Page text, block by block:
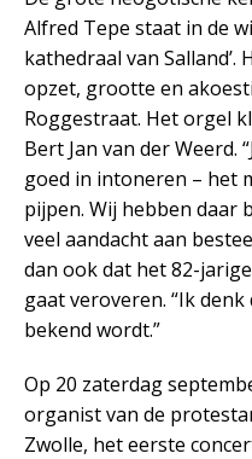
Alfred Tepe staat in de
kathedraal van
opzet, grootte en
Roggestraat. Het orgel
Bert Jan van der Weerd.
goed in intoneren – het
pijpen. Wij hebben daar
veel aandacht aan
dan ook dat het 82-
gaat veroveren. “Ik
bekend wordt.”
Op 20 zaterdag
organist van de
Zwolle, het eerste